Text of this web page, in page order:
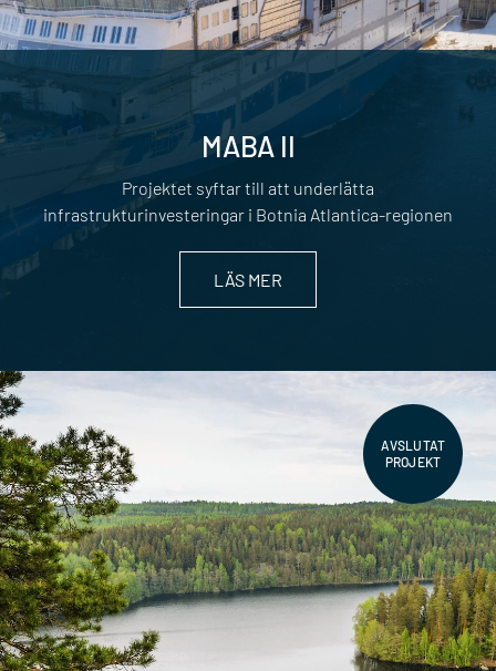
MABA II
Projektet syftar till att underlätta
infrastrukturinvesteringar i Botnia Atlantica-regionen
LÄS MER
AVSLUTAT
PROJEKT